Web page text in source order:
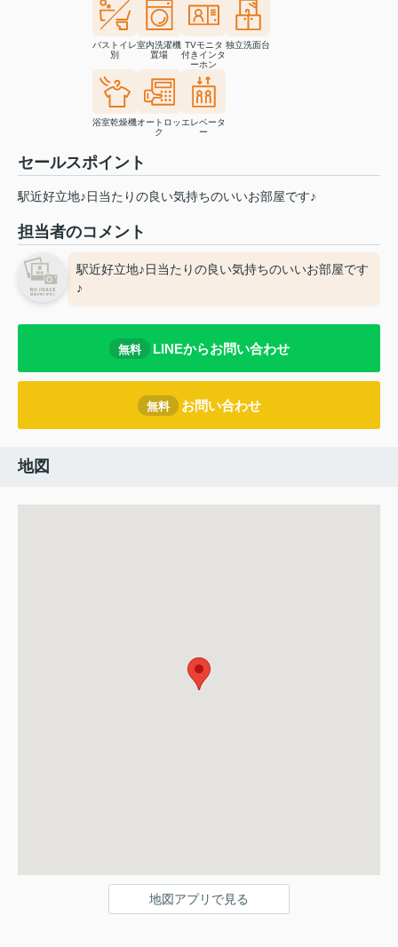
バストイレ
別
室内洗濯機
置場
TVモニタ
付きインタ
ーホン
独立洗面台
浴室乾燥機オートロッ
ク
エレベータ
ー
セールスポイント
駅近好立地♪日当たりの良い気持ちのいいお部屋です♪
担当者のコメント
駅近好立地♪日当たりの良い気持ちのいいお部屋です
♪
無料 LINEからお問い合わせ
無料 お問い合わせ
地図
地図アプリで見る